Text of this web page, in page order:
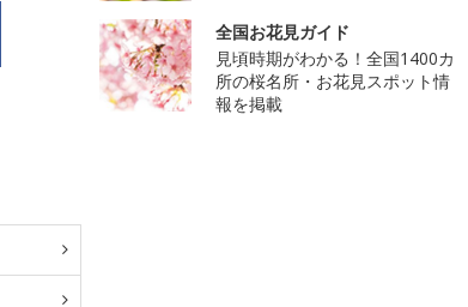
全国お花見ガイド
見頃時期がわかる！全国1400カ
所の桜名所・お花見スポット情
報を掲載